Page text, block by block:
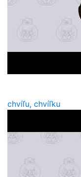
chvíľu, chvíľku